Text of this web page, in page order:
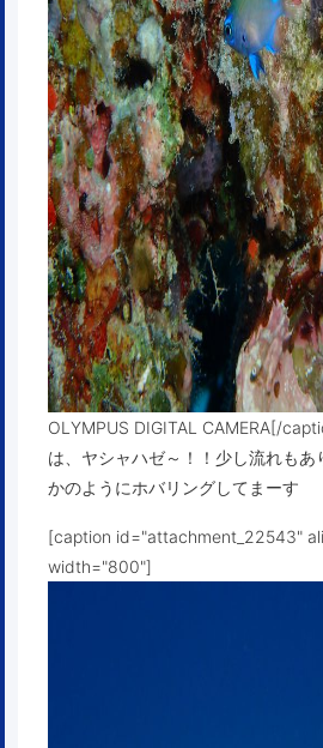
OLYMPUS DIGITAL CAMERA[/
は、ヤシャハゼ～！！少し流れもあ
かのようにホバリングしてまーす
[caption id="attachment_22543"
width="800"]